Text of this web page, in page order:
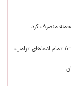
حمله منصرف کرد
تمام ادعاهای ترامپ،